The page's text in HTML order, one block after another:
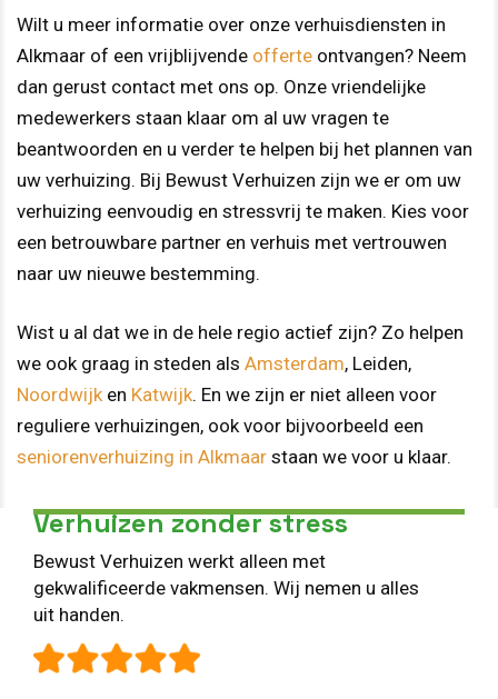
Wilt u meer informatie over onze verhuisdiensten in
Alkmaar of een vrijblijvende offerte ontvangen? Neem
dan gerust contact met ons op. Onze vriendelijke
medewerkers staan klaar om al uw vragen te
beantwoorden en u verder te helpen bij het plannen van
uw verhuizing. Bij Bewust Verhuizen zijn we er om uw
verhuizing eenvoudig en stressvrij te maken. Kies voor
een betrouwbare partner en verhuis met vertrouwen
naar uw nieuwe bestemming.
Wist u al dat we in de hele regio actief zijn? Zo helpen
we ook graag in steden als Amsterdam, Leiden,
Noordwijken Katwijk. En we zijn er niet alleen voor
reguliere verhuizingen, ook voor bijvoorbeeld een
seniorenverhuizing in Alkmaar staan we voor u klaar.
Verhuizen zonder stress
Bewust Verhuizen werkt alleen met
gekwalificeerde vakmensen. Wij nemen u alles
uit handen.